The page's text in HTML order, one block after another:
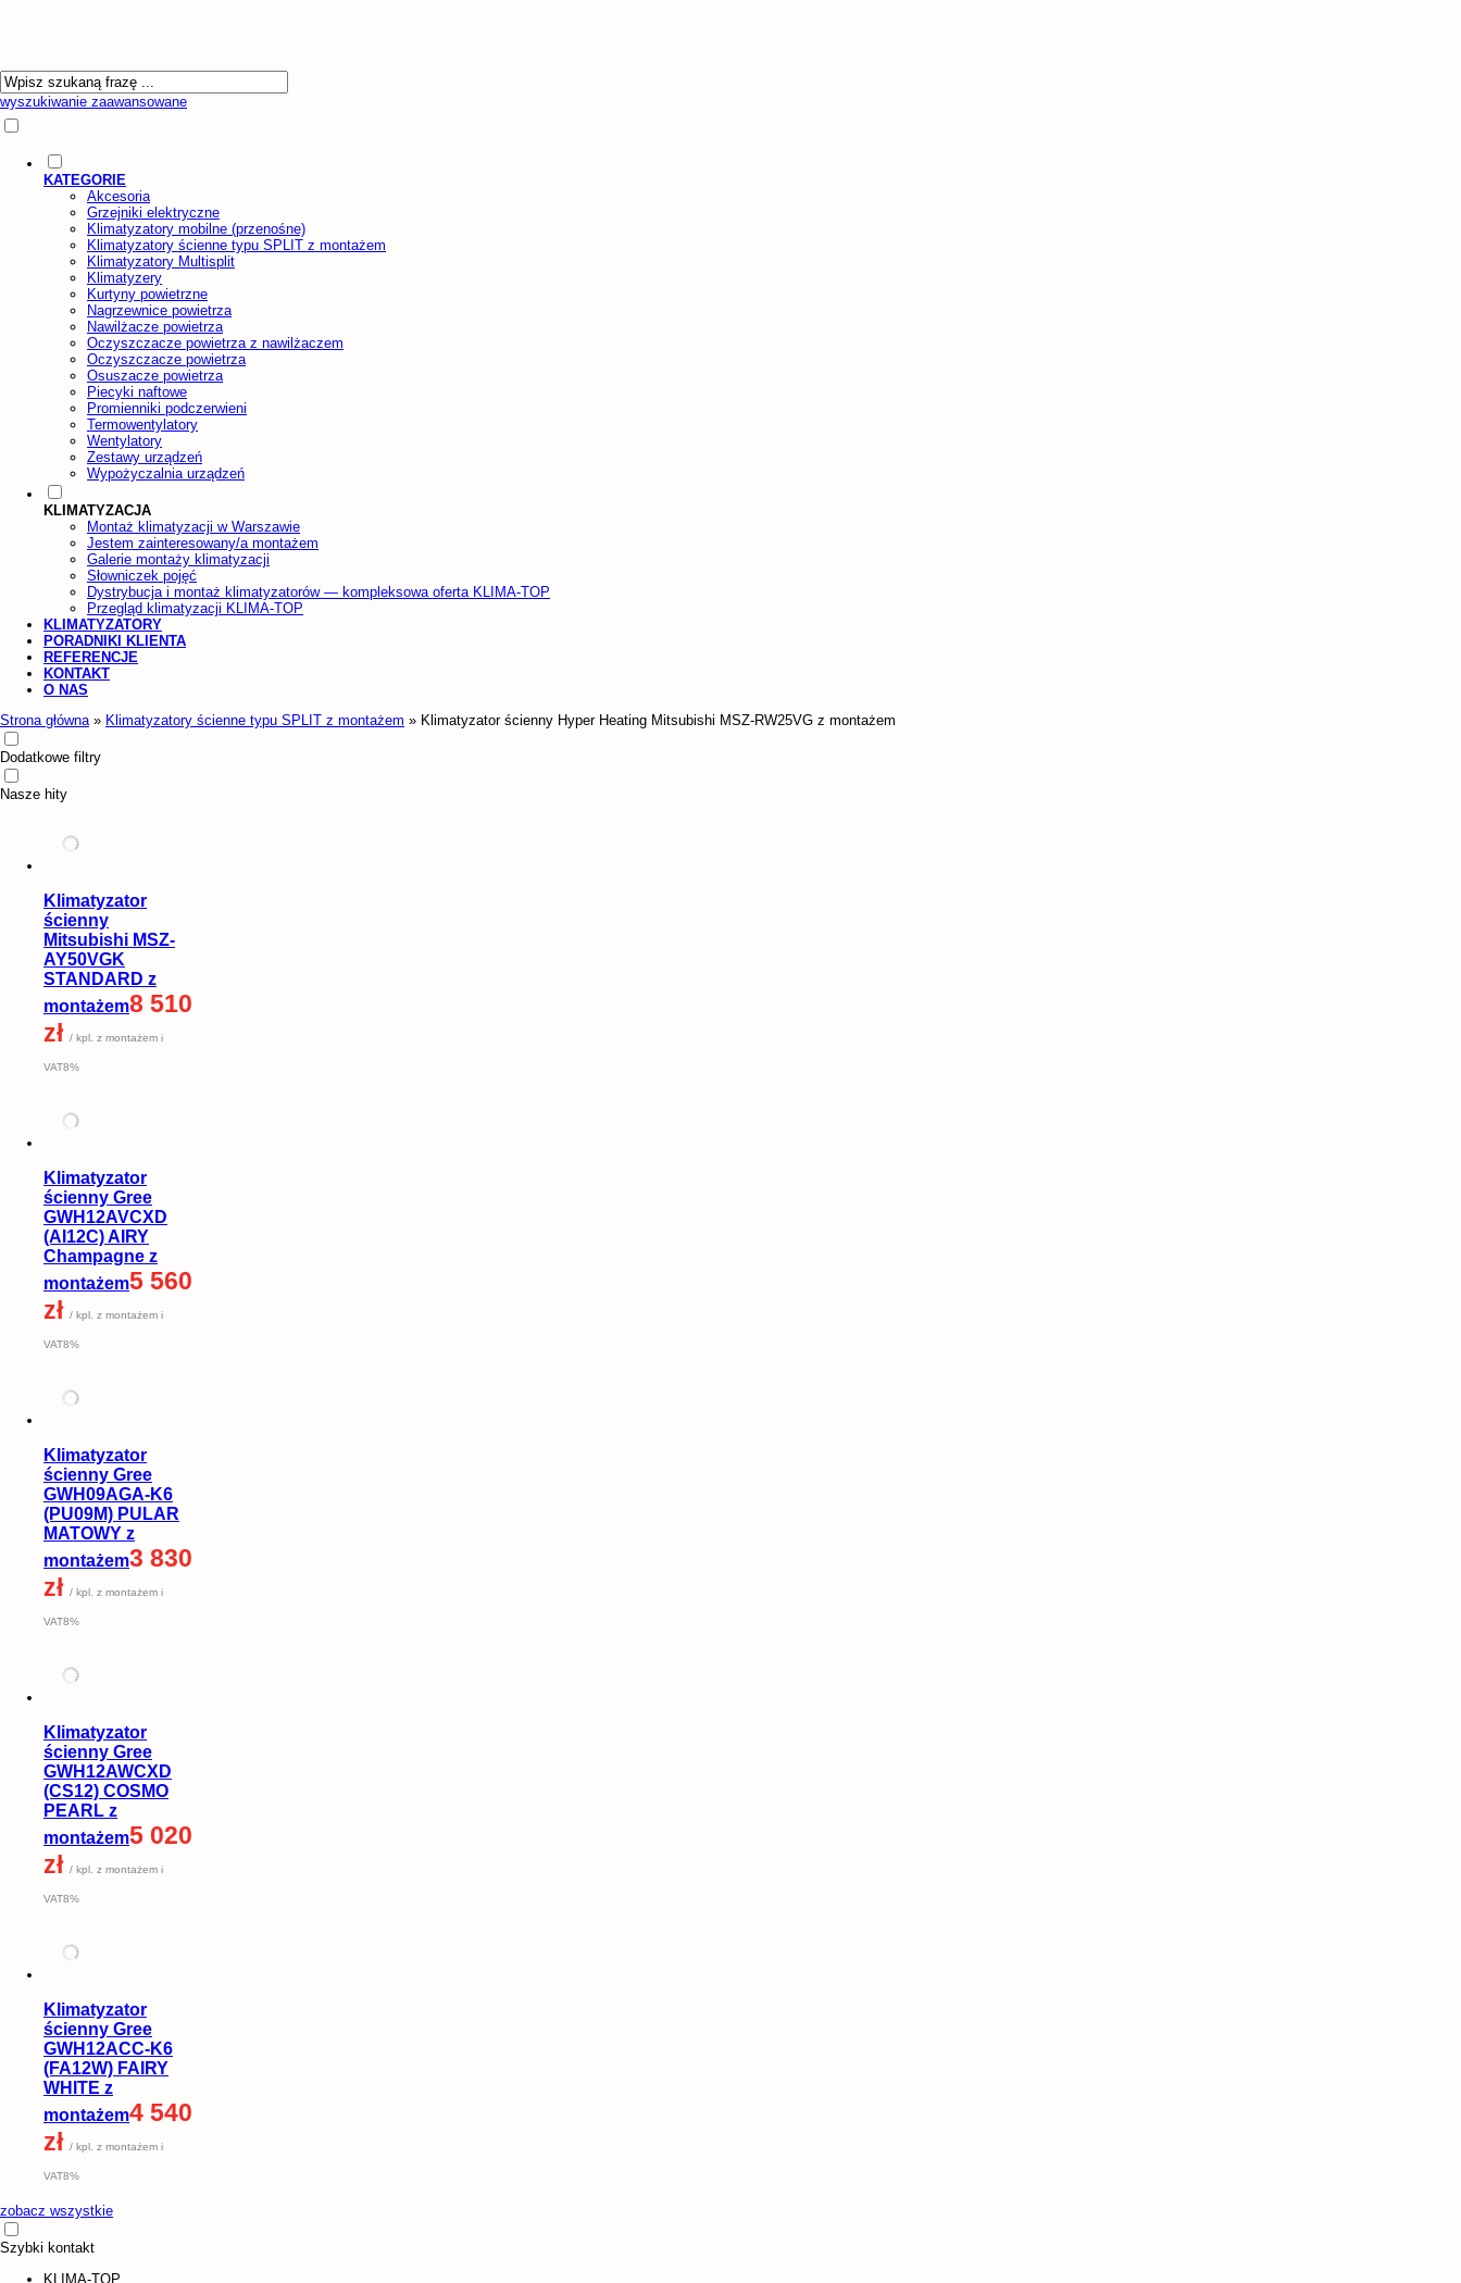
wyszukiwanie zaawansowane
KATEGORIE
Akcesoria
Grzejniki elektryczne
Klimatyzatory mobilne (przenośne)
Klimatyzatory ścienne typu SPLIT z montażem
Klimatyzatory Multisplit
Klimatyzery
Kurtyny powietrzne
Nagrzewnice powietrza
Nawilżacze powietrza
Oczyszczacze powietrza z nawilżaczem
Oczyszczacze powietrza
Osuszacze powietrza
Piecyki naftowe
Promienniki podczerwieni
Termowentylatory
Wentylatory
Zestawy urządzeń
Wypożyczalnia urządzeń
KLIMATYZACJA
Montaż klimatyzacji w Warszawie
Jestem zainteresowany/a montażem
Galerie montaży klimatyzacji
Słowniczek pojęć
Dystrybucja i montaż klimatyzatorów — kompleksowa oferta KLIMA-TOP
Przegląd klimatyzacji KLIMA-TOP
KLIMATYZATORY
PORADNIKI KLIENTA
REFERENCJE
KONTAKT
O NAS
Strona główna » Klimatyzatory ścienne typu SPLIT z montażem » Klimatyzator ścienny Hyper Heating Mitsubishi MSZ-RW25VG z montażem
Dodatkowe filtry
Nasze hity
Klimatyzator
ścienny
Mitsubishi MSZ-
AY50VGK
STANDARD z
montażem8 510
zł / kpl. z montażem i
VAT8%
Klimatyzator
ścienny Gree
GWH12AVCXD
(AI12C) AIRY
Champagne z
montażem5 560
zł / kpl. z montażem i
VAT8%
Klimatyzator
ścienny Gree
GWH09AGA-K6
(PU09M) PULAR
MATOWY z
montażem3 830
zł / kpl. z montażem i
VAT8%
Klimatyzator
ścienny Gree
GWH12AWCXD
(CS12) COSMO
PEARL z
montażem5 020
zł / kpl. z montażem i
VAT8%
Klimatyzator
ścienny Gree
GWH12ACC-K6
(FA12W) FAIRY
WHITE z
montażem4 540
zł / kpl. z montażem i
VAT8%
zobacz wszystkie
Szybki kontakt
KLIMA-TOP